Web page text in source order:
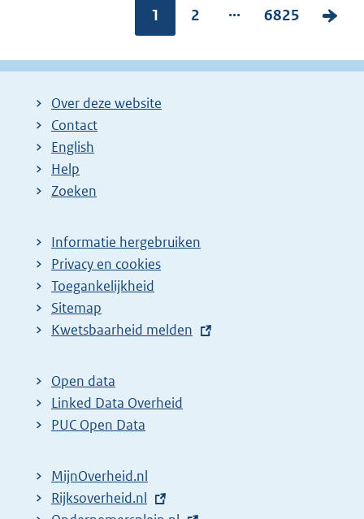
Pagina:
1
P
g
2 ...
P
g
6825
V
l
Over deze website
Contact
English
Help
Zoeken
Informatie hergebruiken
Privacy en cookies
Toegankelijkheid
Sitemap
E
t
e
r
l
i
Kwetsbaarheid melden
Open data
Linked Data Overheid
PUC Open Data
MijnOverheid.nl
E
Rijksoverheid.nl